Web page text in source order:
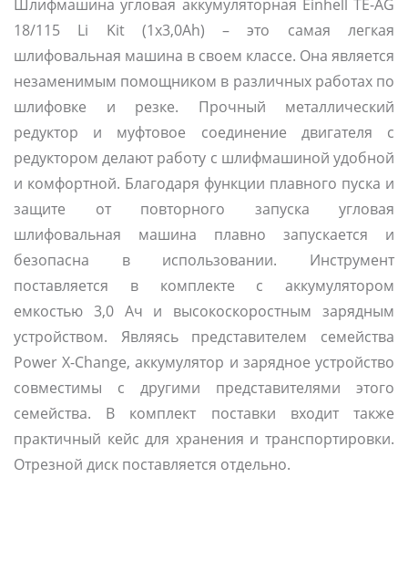
Шлифмашина угловая аккумуляторная Einhell TE-AG
18/115 Li Kit (1x3,0Ah) – это самая легкая
шлифовальная машина в своем классе. Она является
незаменимым помощником в различных работах по
шлифовке и резке. Прочный металлический
редуктор и муфтовое соединение двигателя с
редуктором делают работу с шлифмашиной удобной
и комфортной. Благодаря функции плавного пуска и
защите от повторного запуска угловая
шлифовальная машина плавно запускается и
безопасна в использовании. Инструмент
поставляется в комплекте с аккумулятором
емкостью 3,0 Ач и высокоскоростным зарядным
устройством. Являясь представителем семейства
Power X-Change, аккумулятор и зарядное устройство
совместимы с другими представителями этого
семейства. В комплект поставки входит также
практичный кейс для хранения и транспортировки.
Отрезной диск поставляется отдельно.